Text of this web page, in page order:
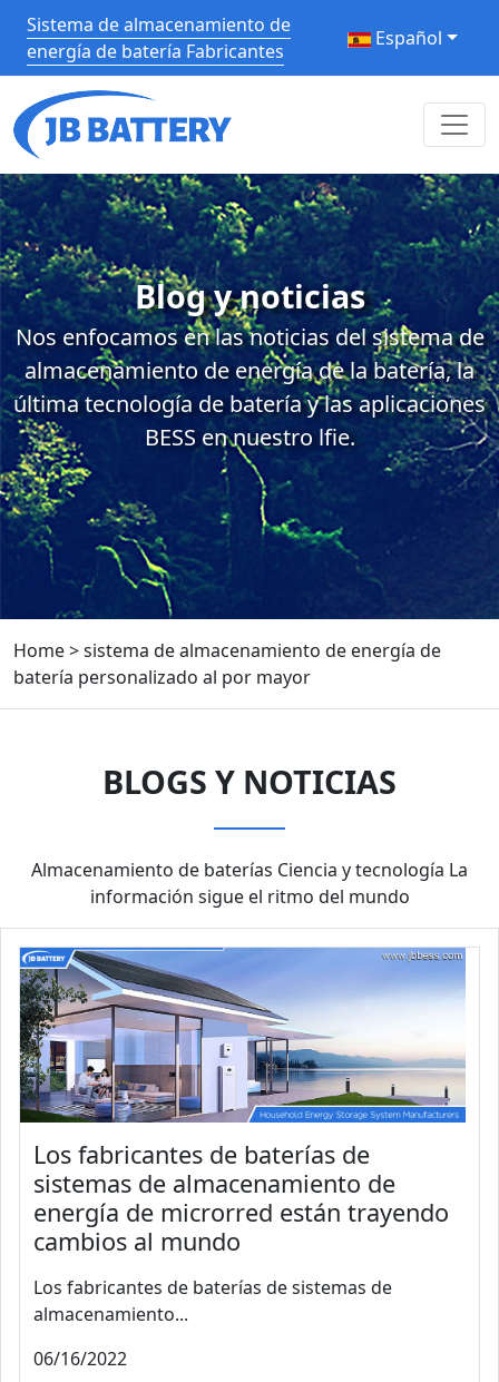
Sistema de almacenamiento de
energía de batería Fabricantes
Español
Blog y noticias
Nos enfocamos en las noticias del sistema de
almacenamiento de energía de la batería, la
última tecnología de batería y las aplicaciones
BESS en nuestro lfie.
Home>sistema de almacenamiento de energía de
batería personalizado al por mayor
BLOGS Y NOTICIAS
Almacenamiento de baterías Ciencia y tecnología La
información sigue el ritmo del mundo
Los fabricantes de baterías de
sistemas de almacenamiento de
energía de microrred están trayendo
cambios al mundo
Los fabricantes de baterías de sistemas de
almacenamiento...
06/16/2022